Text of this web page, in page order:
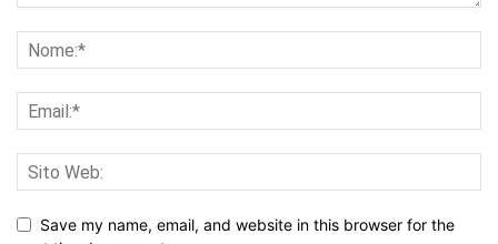
Save my name, email, and website in this browser for the